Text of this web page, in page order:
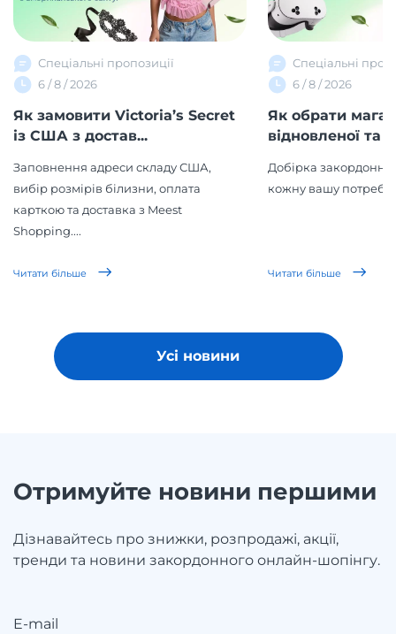
Спеціальні пропозиції
6 / 8 / 2026
Як замовити Victoria’s Secret
із США з достав...
Заповнення адреси складу США,
вибір розмірів білизни, оплата
карткою та доставка з Meest
Shopping....
Читати більше
Спеціальні
6 / 8 / 2026
Як обрати
відновленої та
Добірка
кожну вашу потребу!
Читати більше
Усі новини
Отримуйте новини першими
Дізнавайтесь про знижки, розпродажі, акції,
тренди та новини закордонного онлайн-шопінгу.
E-mail